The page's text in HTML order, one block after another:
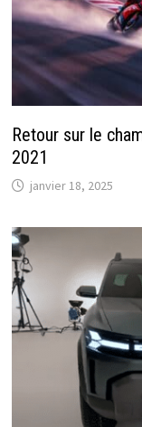
Retour sur le
2021
janvier 18, 2025